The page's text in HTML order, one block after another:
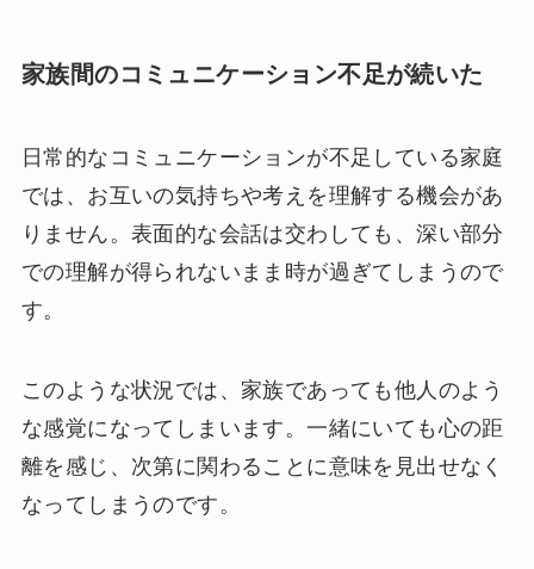
家族間のコミュニケーション不足が続いた
日常的なコミュニケーションが不足している家庭
では、お互いの気持ちや考えを理解する機会があ
りません。表面的な会話は交わしても、深い部分
での理解が得られないまま時が過ぎてしまうので
す。
このような状況では、家族であっても他人のよう
な感覚になってしまいます。一緒にいても心の距
離を感じ、次第に関わることに意味を見出せなく
なってしまうのです。